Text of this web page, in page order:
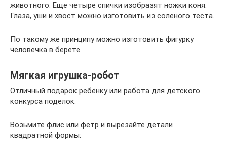
животного. Еще четыре спички изобразят ножки коня.
Глаза, уши и хвост можно изготовить из соленого теста.
По такому же принципу можно изготовить фигурку
человечка в берете.
Мягкая игрушка-робот
Отличный подарок ребёнку или работа для детского
конкурса поделок.
Возьмите флис или фетр и вырезайте детали
квадратной формы: